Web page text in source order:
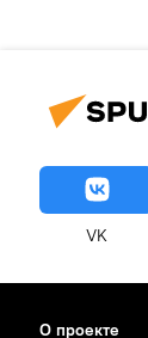
VK
О проекте